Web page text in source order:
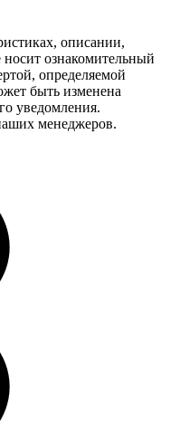
описании,
ознакомительный
определяемой
быть изменена
уведомления.
менеджеров.